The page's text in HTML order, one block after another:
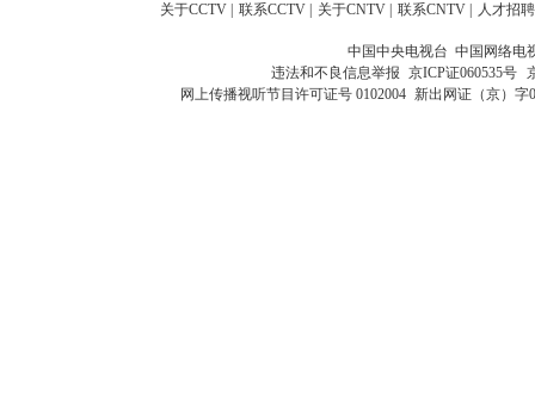
关于CCTV 联系CCTV 关于CNTV 联系CNTV 人才招聘
中国中央电视台 中国网络电
违法和不良信息举报 京ICP证060535号
网上传播视听节目许可证号 0102004 新出网证（京）